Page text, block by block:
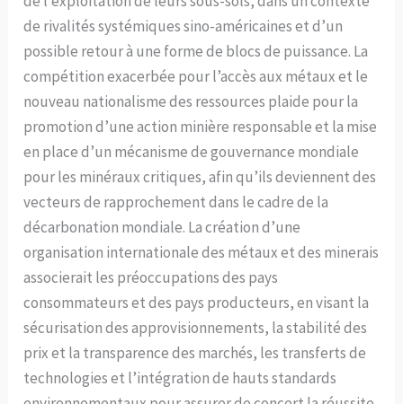
de rivalités systémiques sino-américaines et d’un
possible retour à une forme de blocs de puissance. La
compétition exacerbée pour l’accès aux métaux et le
nouveau nationalisme des ressources plaide pour la
promotion d’une action minière responsable et la mise
en place d’un mécanisme de gouvernance mondiale
pour les minéraux critiques, afin qu’ils deviennent des
vecteurs de rapprochement dans le cadre de la
décarbonation mondiale. La création d’une
organisation internationale des métaux et des minerais
associerait les préoccupations des pays
consommateurs et des pays producteurs, en visant la
sécurisation des approvisionnements, la stabilité des
prix et la transparence des marchés, les transferts de
technologies et l’intégration de hauts standards